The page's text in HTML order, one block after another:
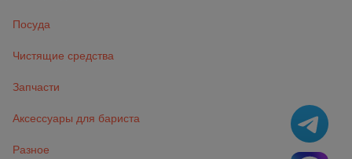
Посуда
Чистящие средства
Запчасти
Аксессуары для бариста
Разное